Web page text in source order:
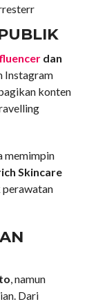
dan
Instagram
konten
memimpin
Skincare
, namun
Dari